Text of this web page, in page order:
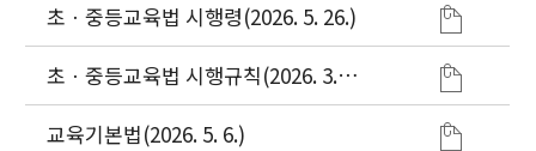
초ㆍ중등교육법 시행령(2026. 5. 26.)
초ㆍ중등교육법 시행규칙(2026. 3.
11.)
교육기본법(2026. 5. 6.)